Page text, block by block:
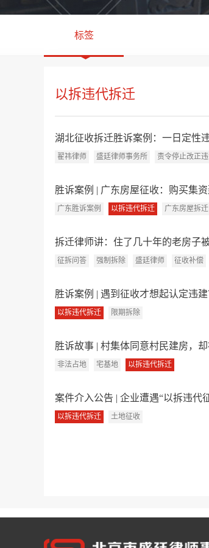
标签
以拆违代拆迁
湖北征收拆迁胜诉案例：一日定性
翟祎律师 盛廷律师事务所 责令停止改正
胜诉案例 | 广东房屋征收：购买集
广东胜诉案例 以拆违代拆迁 广东房屋拆迁
拆迁律师讲：住了几十年的老房子
征拆问答 强制拆除 盛廷律师 征收补偿
胜诉案例 | 遇到征收才想起认定违
以拆违代拆迁 限期拆除
胜诉故事 | 村集体同意村民建房，
非法占地 宅基地 以拆违代拆迁
案件介入公告 | 企业遭遇“以拆违代
以拆违代拆迁 土地征收